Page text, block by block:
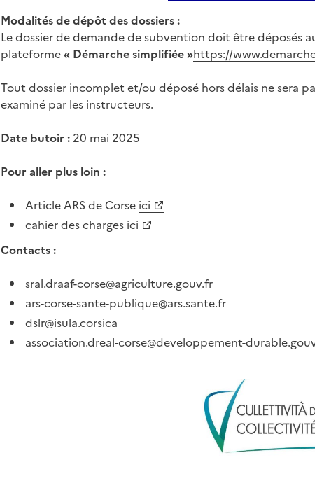
Modalités de dépôt des dossiers :
Le dossier de demande de subvention doit être déposés
plateforme« Démarche simplifiée »https://
Tout dossier incomplet et/ou déposé hors délais ne sera
examiné par les instructeurs.
Date butoir : 20 mai 2025
Pour aller plus loin :
Article ARS de Corse ici
cahier des charges ici
Contacts :
sral.draaf-corse@agriculture.gouv.fr
ars-corse-sante-publique@ars.sante.fr
dslr@isula.corsica
association.dreal-corse@developpement-